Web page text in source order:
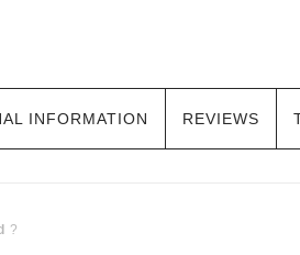
INFORMATION REVIEWS
?